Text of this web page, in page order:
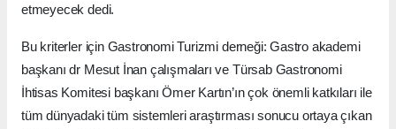
etmeyecek dedi.
Bu kriterler için Gastronomi Turizmi derneği: Gastro akademi
başkanı dr Mesut İnan çalışmaları ve Türsab Gastronomi
İhtisas Komitesi başkanı Ömer Kartın’ın çok önemli katkıları ile
tüm dünyadaki tüm sistemleri araştırması sonucu ortaya çıkan